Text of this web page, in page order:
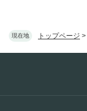
現在地 トップページ >